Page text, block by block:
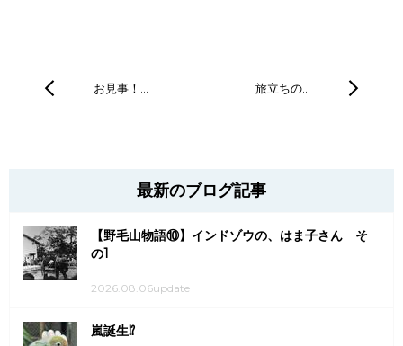
お見事！… 旅立ちの…
最新のブログ記事
【野毛山物語⑩】インドゾウの、はま子さん そ
の1
2026.08.06update
嵐誕生⁉